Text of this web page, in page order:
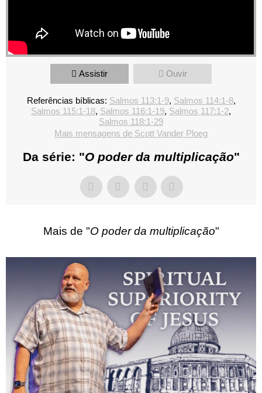
Assistir Ouvir
Referências bíblicas: Salmos 113:1-9, Salmos 114:1-8,
Salmos 115:1-18, Salmos 116:1-19, Salmos 117:1-2,
Salmos 118:1-29
Mais mensagens de Scott Vander Ploeg
Da série: "O poder da multiplicação"
Mais de "O poder da multiplicação"